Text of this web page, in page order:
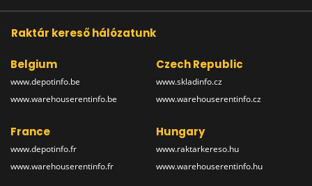
Raktár kereső hálózatunk
Belgium
www.depotinfo.be
www.warehouserentinfo.be
Czech Republic
www.skladinfo.cz
www.warehouserentinfo.cz
France
www.depotinfo.fr
www.warehouserentinfo.fr
Hungary
www.raktarkereso.hu
www.warehouserentinfo.hu